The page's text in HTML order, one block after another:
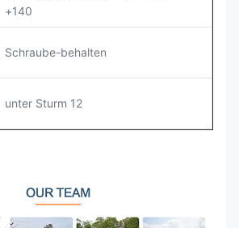
+140
Schraube-behalten
unter Sturm 12